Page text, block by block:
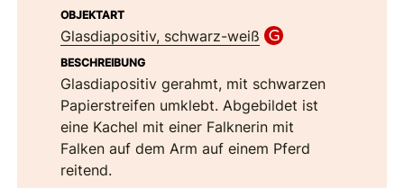
OBJEKTART
Glasdiapositiv, schwarz-weiß
BESCHREIBUNG
Glasdiapositiv gerahmt, mit schwarzen
Papierstreifen umklebt. Abgebildet ist
eine Kachel mit einer Falknerin mit
Falken auf dem Arm auf einem Pferd
reitend.